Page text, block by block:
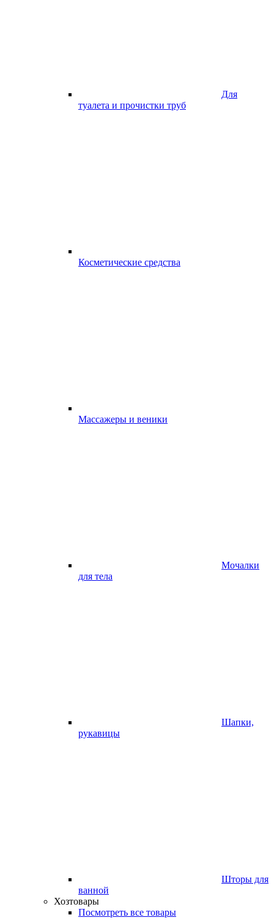
Для
туалета и прочистки труб
Косметические средства
Массажеры и веники
Мочалки
для тела
Шапки,
рукавицы
Шторы для
ванной
Хозтовары
Посмотреть все товары